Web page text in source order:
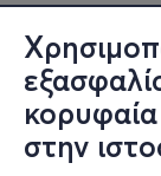
στην